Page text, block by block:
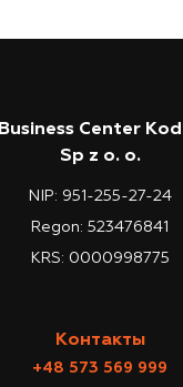
Контакты
+48 573 569 999
Business Center
Sp z o. o.
NIP: 951-255-27-24
Regon: 523476841
KRS: 0000998775